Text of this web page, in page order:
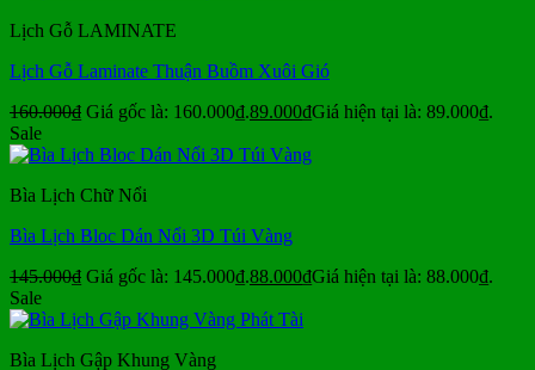
Lịch Gỗ LAMINATE
Lịch Gỗ Laminate Thuận Buồm Xuôi Gió
160.000₫ Giá gốc là: 160.000₫.89.000₫Giá hiện tại là: 89.000₫.
Sale
Bìa Lịch Chữ Nổi
Bìa Lịch Bloc Dán Nổi 3D Túi Vàng
145.000₫ Giá gốc là: 145.000₫.88.000₫Giá hiện tại là: 88.000₫.
Sale
Bìa Lịch Gập Khung Vàng